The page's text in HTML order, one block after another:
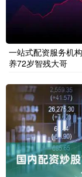
一站式配资服务机
养72岁智残大哥